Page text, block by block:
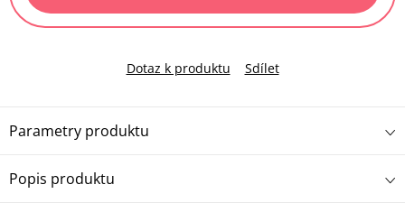
Dotaz k produktu Sdílet
Popis produktu
Parametry produktu